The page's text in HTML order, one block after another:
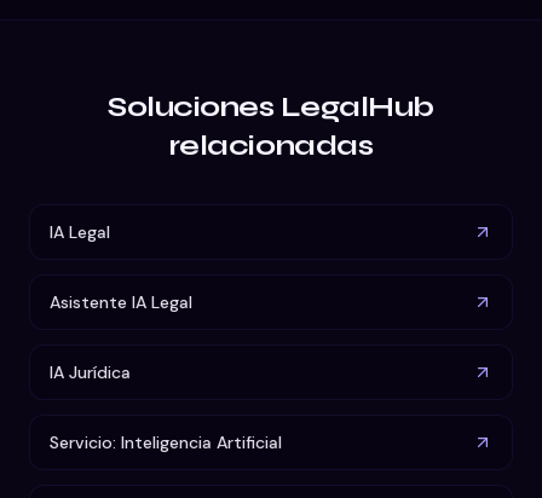
Soluciones LegalHub
relacionadas
IA Legal
Asistente IA Legal
IA Jurídica
Servicio: Inteligencia Artificial